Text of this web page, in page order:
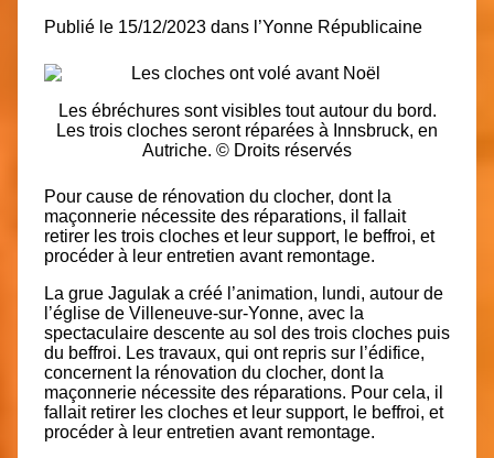
Publié le 15/12/2023 dans l’Yonne Républicaine
Les ébréchures sont visibles tout autour du bord.
Les trois cloches seront réparées à Innsbruck, en
Autriche. © Droits réservés
Pour cause de rénovation du clocher, dont la
maçonnerie nécessite des réparations, il fallait
retirer les trois cloches et leur support, le beffroi, et
procéder à leur entretien avant remontage.
La grue Jagulak a créé l’animation, lundi, autour de
l’église de Villeneuve-sur-Yonne, avec la
spectaculaire descente au sol des trois cloches puis
du beffroi. Les travaux, qui ont repris sur l’édifice,
concernent la rénovation du clocher, dont la
maçonnerie nécessite des réparations. Pour cela, il
fallait retirer les cloches et leur support, le beffroi, et
procéder à leur entretien avant remontage.